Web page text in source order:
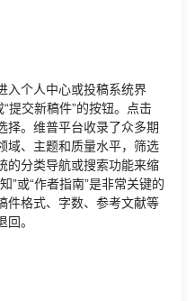
入个人中心或投稿系统界
提交新稿件”的按钮。点击
择。维普平台收录了众多期
域、主题和质量水平，筛选
的分类导航或搜索功能来缩
”或“作者指南”是非常关键的
件格式、字数、参考文献等
。